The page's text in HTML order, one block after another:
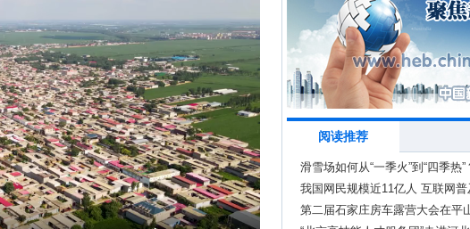
阅读推荐
滑雪场如何从“一季火”到“四季热”
我国网民规模近11亿人 互联网
第二届石家庄房车露营大会在平